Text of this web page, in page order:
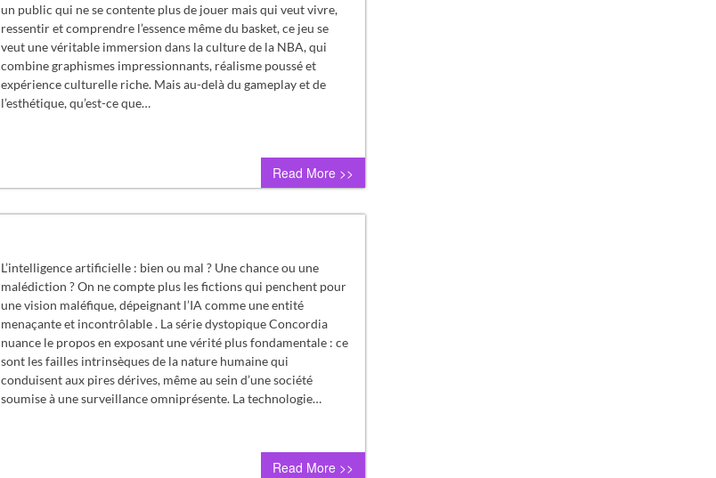
un public qui ne se contente plus de jouer mais qui veut vivre,
ressentir et comprendre l’essence même du basket, ce jeu se
veut une véritable immersion dans la culture de la NBA, qui
combine graphismes impressionnants, réalisme poussé et
expérience culturelle riche. Mais au-delà du gameplay et de
l’esthétique, qu’est-ce que…
Read More >>
L’intelligence artificielle : bien ou mal ? Une chance ou une
malédiction ? On ne compte plus les fictions qui penchent pour
une vision maléfique, dépeignant l’IA comme une entité
menaçante et incontrôlable . La série dystopique Concordia
nuance le propos en exposant une vérité plus fondamentale : ce
sont les failles intrinsèques de la nature humaine qui
conduisent aux pires dérives, même au sein d’une société
soumise à une surveillance omniprésente. La technologie…
Read More >>